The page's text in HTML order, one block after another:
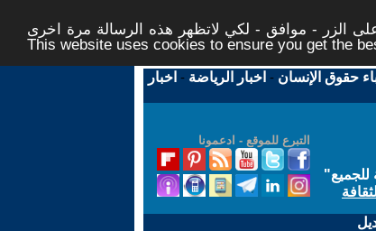
الزر - موافق - لكي لاتظهر هذه الرسالة مرة اخرى -
This website uses cookies to ensure you get the
حقوق الإنسان - اخبار الرياضة - اخبار
التبرع للموقع - ادعمونا
"